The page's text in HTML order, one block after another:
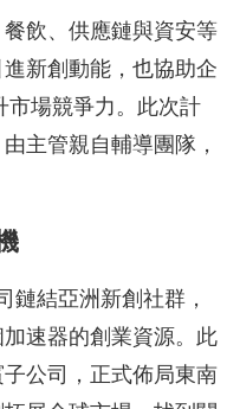
飲、供應鏈與資安等
新創動能，也協助企
市場競爭力。此次計
主管親自輔導團隊，
鏈結亞洲新創社群，
速器的創業資源。此
公司，正式佈局東南